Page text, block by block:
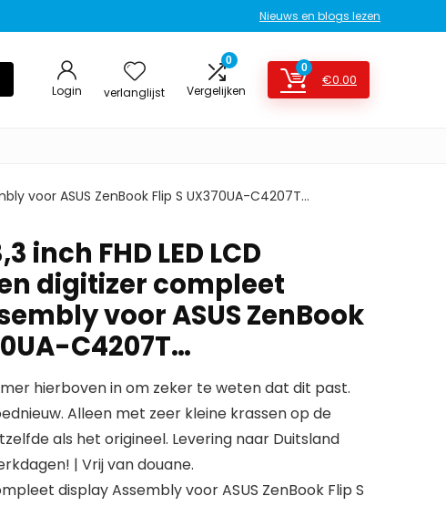
Nieuws en blogs lezen
Login verlanglijst
0
Vergelijken
0
€0.00
voor ASUS ZenBook Flip S UX370UA-C4207T…
inch FHD LED LCD
digitizer compleet
voor ASUS ZenBook
C4207T…
hierboven in om zeker te weten dat dit past.
Alleen met zeer kleine krassen op de
als het origineel. Levering naar Duitsland
| Vrij van douane.
display Assembly voor ASUS ZenBook Flip S